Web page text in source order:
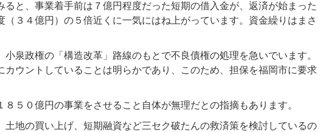
と、事業着手前は７億円程度だった短期の借入金が、返済が始まった
（３４億円）の５倍近くに一気にはね上がっています。資金繰りはまさ
泉政権の「構造改革」路線のもとで不良債権の処理を急いでいます。
カウントしていることは明らかであり、このため、担保を福岡市に要求
５０億円の事業をさせること自体が無理だとの指摘もあります。
土地の買い上げ、短期融資など三セク破たんの救済策を検討しているの